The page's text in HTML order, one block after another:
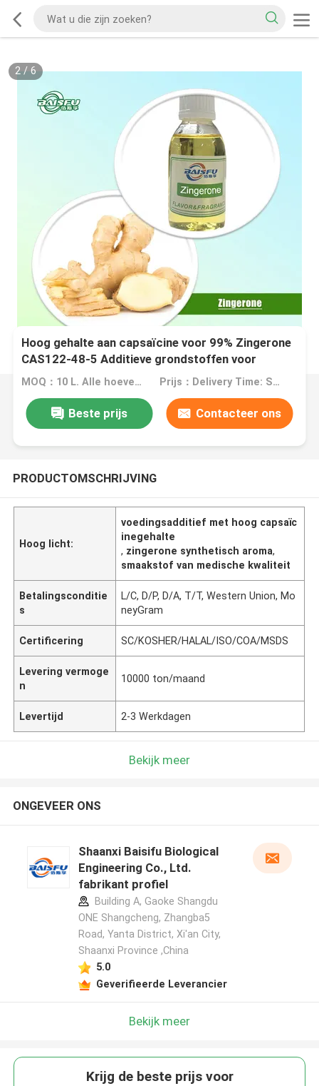
2/ 6
Hoog gehalte aan capsaïcine voor 99% Zingerone
CAS122-48-5 Additieve grondstoffen voor
dranken IJs
MOQ：10 L. Alle hoeveelheden kunnen worden besteld volgens uw behoeften, op maat gemaakte verpakking Prijs：Delivery Time: Ship Within About 2-3 Working Days After Receiving Payment
Beste prijs Contacteer ons
PRODUCTOMSCHRIJVING
Hoog licht:
voedingsadditief met hoog capsaïc
inegehalte
, zingerone synthetisch aroma,
smaakstof van medische kwaliteit
Betalingsconditie
s
L/C, D/P, D/A, T/T, Western Union, Mo
neyGram
Certificering SC/KOSHER/HALAL/ISO/COA/MSDS
Levering vermoge
n
10000 ton/maand
Levertijd 2-3 Werkdagen
Bekijk meer
ONGEVEER ONS
Shaanxi Baisifu Biological
Engineering Co., Ltd.
fabrikant profiel
Building A, Gaoke Shangdu
ONE Shangcheng, Zhangba5
Road, Yanta District, Xi'an City,
Shaanxi Province ,China
5.0
Geverifieerde Leverancier
Bekijk meer
Krijg de beste prijs voor